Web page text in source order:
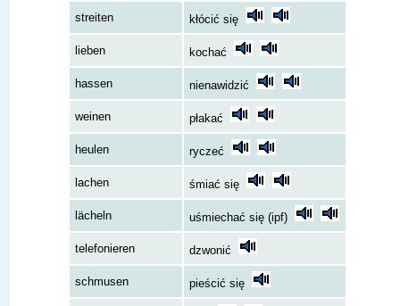
streiten kłócić się
lieben kochać
hassen nienawidzić
weinen płakać
heulen ryczeć
lachen śmiać się
lächeln uśmiechać się (ipf)
telefonieren dzwonić
schmusen pieścić się